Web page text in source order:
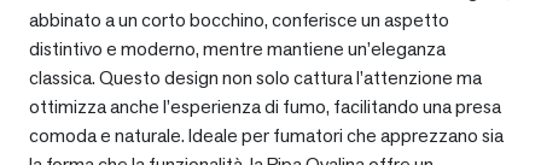
abbinato a un corto bocchino, conferisce un aspetto
distintivo e moderno, mentre mantiene un’eleganza
classica. Questo design non solo cattura l’attenzione ma
ottimizza anche l’esperienza di fumo, facilitando una presa
comoda e naturale. Ideale per fumatori che apprezzano sia